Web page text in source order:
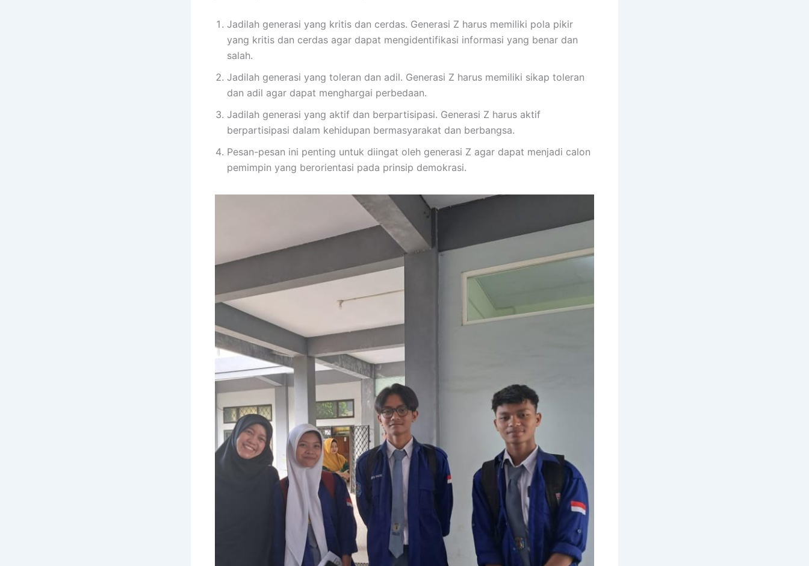
Jadilah generasi yang kritis dan cerdas. Generasi Z harus memiliki pola pikir
yang kritis dan cerdas agar dapat mengidentifikasi informasi yang benar dan
salah.
Jadilah generasi yang toleran dan adil. Generasi Z harus memiliki sikap toleran
dan adil agar dapat menghargai perbedaan.
Jadilah generasi yang aktif dan berpartisipasi. Generasi Z harus aktif
berpartisipasi dalam kehidupan bermasyarakat dan berbangsa.
Pesan-pesan ini penting untuk diingat oleh generasi Z agar dapat menjadi calon
pemimpin yang berorientasi pada prinsip demokrasi.